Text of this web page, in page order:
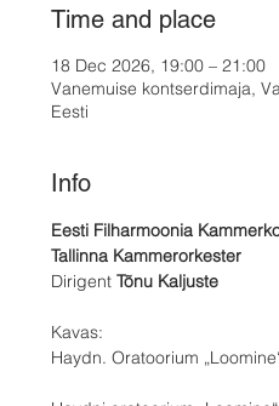
Time and place
18 Dec 2026, 19:00 – 21:00
Vanemuise kontserdimaja,
Eesti
Info
Eesti Filharmoonia
Tallinna Kammerorkester
Dirigent Tõnu Kaljuste
Kavas:
Haydn. Oratoorium